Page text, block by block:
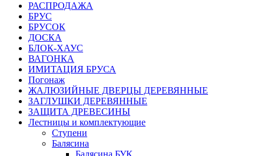
РАСПРОДАЖА
БРУС
БРУСОК
ДОСКА
БЛОК-ХАУС
ВАГОНКА
ИМИТАЦИЯ БРУСА
Погонаж
ЖАЛЮЗИЙНЫЕ ДВЕРЦЫ ДЕРЕВЯННЫЕ
ЗАГЛУШКИ ДЕРЕВЯННЫЕ
ЗАЩИТА ДРЕВЕСИНЫ
Лестницы и комплектующие
Ступени
Балясина
Балясина БУК